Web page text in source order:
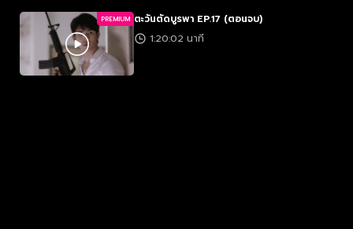
PREMIUM ตะวันตัดบูรพา EP.17 (ตอนจบ)
1:20:02 นาที